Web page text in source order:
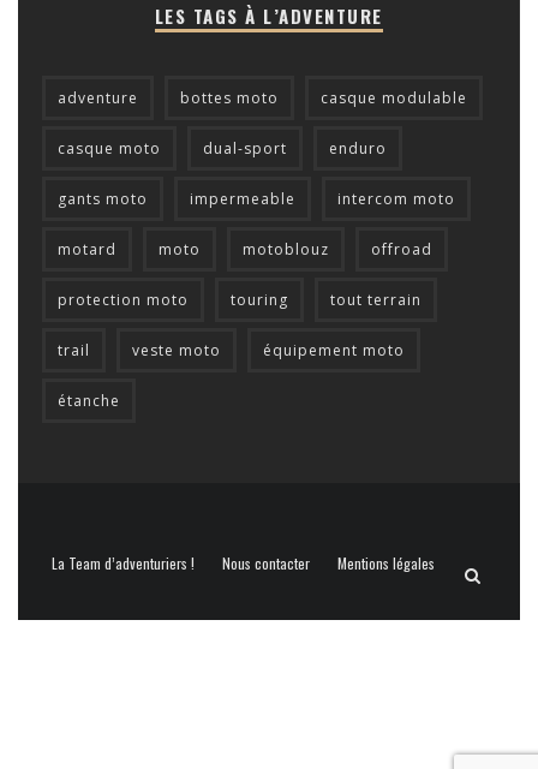
LES TAGS À L’ADVENTURE
adventure bottes moto casque modulable
casque moto dual-sport enduro
gants moto impermeable intercom moto
motard moto motoblouz offroad
protection moto touring tout terrain
trail veste moto équipement moto
étanche
La Team d’adventuriers ! Nous contacter Mentions légales